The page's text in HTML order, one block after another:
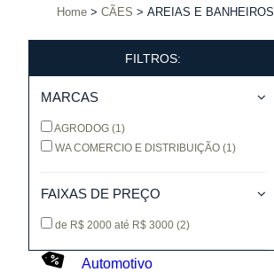
Home CÃES AREIAS E BANHEIROS
FILTROS:
MARCAS
AGRODOG (1)
WA COMERCIO E DISTRIBUIÇÃO (1)
FAIXAS DE PREÇO
de R$ 2000 até R$ 3000 (2)
Automotivo